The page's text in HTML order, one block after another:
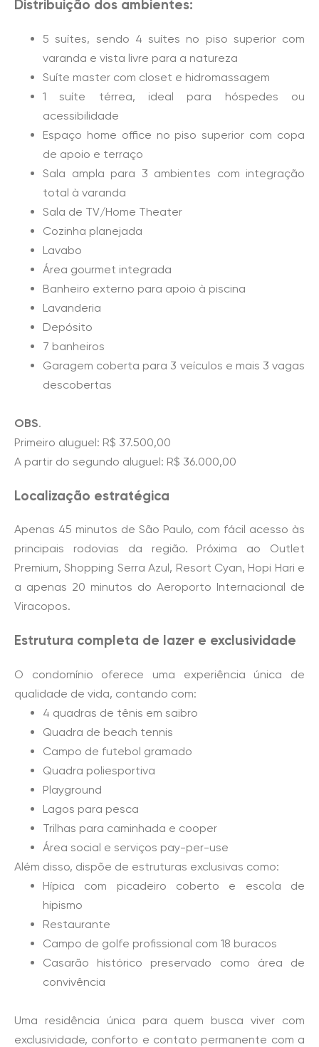
Distribuição dos ambientes:
5 suítes, sendo 4 suítes no piso superior com
varanda e vista livre para a natureza
Suíte master com closet e hidromassagem
1 suíte térrea, ideal para hóspedes ou
acessibilidade
Espaço home office no piso superior com copa
de apoio e terraço
Sala ampla para 3 ambientes com integração
total à varanda
Sala de TV/Home Theater
Cozinha planejada
Lavabo
Área gourmet integrada
Banheiro externo para apoio à piscina
Lavanderia
Depósito
7 banheiros
Garagem coberta para 3 veículos e mais 3 vagas
descobertas
OBS.
Primeiro aluguel: R$ 37.500,00
A partir do segundo aluguel: R$ 36.000,00
Localização estratégica
Apenas 45 minutos de São Paulo, com fácil acesso às
principais rodovias da região. Próxima ao Outlet
Premium, Shopping Serra Azul, Resort Cyan, Hopi Hari e
a apenas 20 minutos do Aeroporto Internacional de
Viracopos.
Estrutura completa de lazer e exclusividade
O condomínio oferece uma experiência única de
qualidade de vida, contando com:
4 quadras de tênis em saibro
Quadra de beach tennis
Campo de futebol gramado
Quadra poliesportiva
Playground
Lagos para pesca
Trilhas para caminhada e cooper
Área social e serviços pay-per-use
Além disso, dispõe de estruturas exclusivas como:
Hípica com picadeiro coberto e escola de
hipismo
Restaurante
Campo de golfe profissional com 18 buracos
Casarão histórico preservado como área de
convivência
Uma residência única para quem busca viver com
exclusividade, conforto e contato permanente com a